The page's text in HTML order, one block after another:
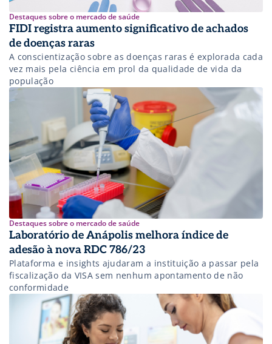
Destaques sobre o mercado de saúde
FIDI registra aumento significativo de achados
de doenças raras
A conscientização sobre as doenças raras é explorada cada
vez mais pela ciência em prol da qualidade de vida da
população
Destaques sobre o mercado de saúde
Laboratório de Anápolis melhora índice de
adesão à nova RDC 786/23
Plataforma e insights ajudaram a instituição a passar pela
fiscalização da VISA sem nenhum apontamento de não
conformidade